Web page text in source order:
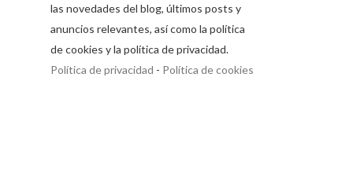
las novedades del blog, últimos posts y
anuncios relevantes, así como la política
de cookies y la política de privacidad.
Política de privacidad - Política de cookies